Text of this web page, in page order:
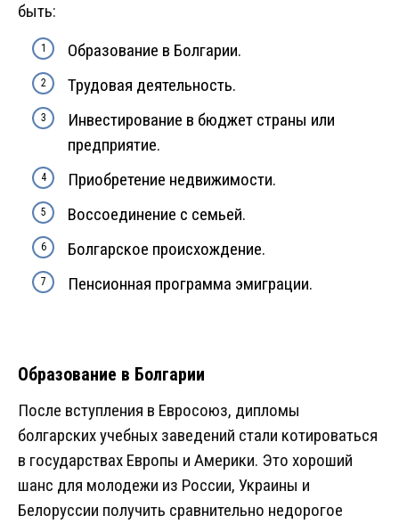
быть:
Образование в Болгарии.
Трудовая деятельность.
Инвестирование в бюджет страны или
предприятие.
Приобретение недвижимости.
Воссоединение с семьей.
Болгарское происхождение.
Пенсионная программа эмиграции.
Образование в Болгарии
После вступления в Евросоюз, дипломы
болгарских учебных заведений стали котироваться
в государствах Европы и Америки. Это хороший
шанс для молодежи из России, Украины и
Белоруссии получить сравнительно недорогое